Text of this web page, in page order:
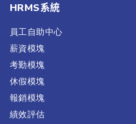
HRMS系統
員工自助中心
薪資模塊
考勤模塊
休假模塊
報銷模塊
績效評估​